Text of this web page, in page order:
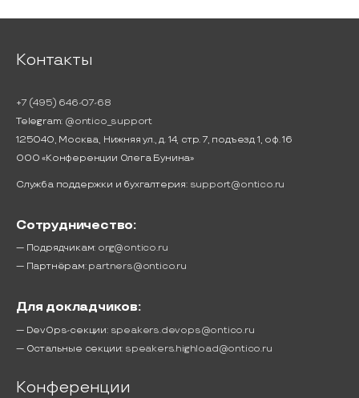
Контакты
+7 (495) 646-07-68
Telegram: @ontico_support
125040, Москва, Нижняя ул., д. 14, стр. 7, подъезд 1, оф. 16
ООО «Конференции Олега Бунина»
Служба поддержки и бухгалтерия: support@ontico.ru
Сотрудничество:
— Подрядчикам: org@ontico.ru
— Партнёрам: partners@ontico.ru
Для докладчиков:
— DevOps-секции: speakers.devops@ontico.ru
— Остальные секции: speakers.highload@ontico.ru
Конференции